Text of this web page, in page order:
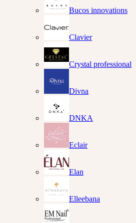
Bucos innovations
Clavier
Crystal professional
Divna
DNKA
Eclair
Elan
Elleebana